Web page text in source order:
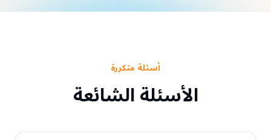
أسئلة متكررة
الأسئلة الشائعة